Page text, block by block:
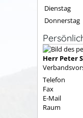
Dienstag
Donnerstag
Herr Peter
Telefon
Fax
E-Mail
Raum